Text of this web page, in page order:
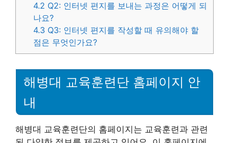
4.2 Q2: 인터넷 편지를 보내는 과정은 어떻게 되
나요?
4.3 Q3: 인터넷 편지를 작성할 때 유의해야 할
점은 무엇인가요?
해병대 교육훈련단 홈페이지 안
내
해병대 교육훈련단의 홈페이지는 교육훈련과 관련